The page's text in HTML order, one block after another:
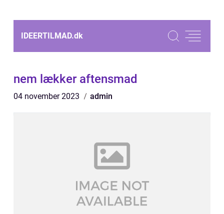
IDEERTILMAD.dk
nem lækker aftensmad
04 november 2023 admin